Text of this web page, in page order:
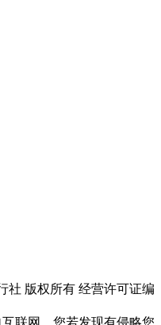
社 版权所有 经营许可证编
联网。您若发现有侵略您